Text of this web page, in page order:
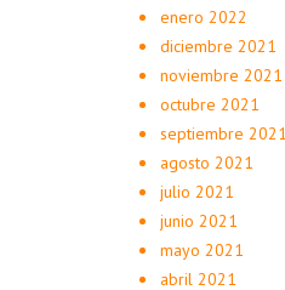
enero 2022
diciembre 2021
noviembre 2021
octubre 2021
septiembre 2021
agosto 2021
julio 2021
junio 2021
mayo 2021
abril 2021